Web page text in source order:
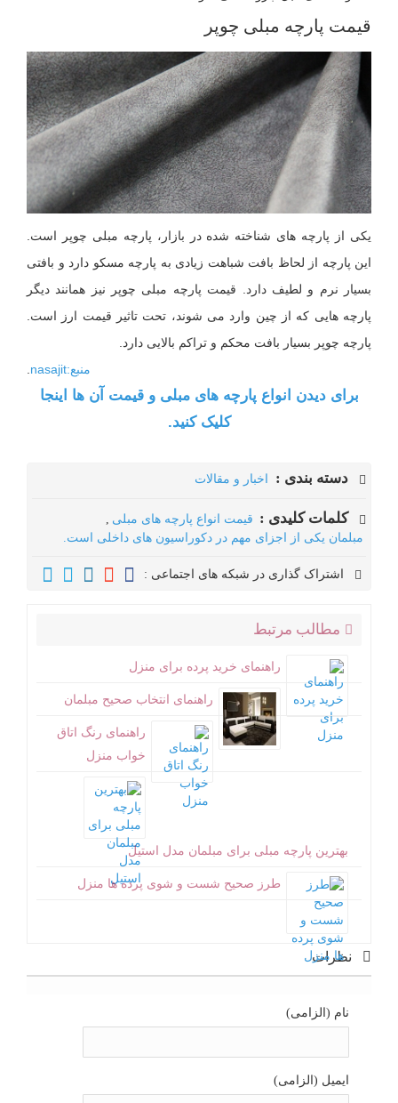
قیمت پارچه مبلی چوپر
یکی از پارچه های شناخته شده در بازار، پارچه مبلی چوپر است.
این پارچه از لحاظ بافت شباهت زیادی به پارچه مسکو دارد و بافتی
بسیار نرم و لطیف دارد. قیمت پارچه مبلی چوپر نیز همانند دیگر
پارچه هایی که از چین وارد می شوند، تحت تاثیر قیمت ارز است.
پارچه چوپر بسیار بافت محکم و تراکم بالایی دارد.
منبع:nasajit
.
برای دیدن انواع پارچه های مبلی و قیمت آن ها اینجا
کلیک کنید.
دسته بندی : اخبار و مقالات
کلمات کلیدی : قیمت انواع پارچه های مبلی ,
مبلمان یکی از اجزای مهم در دکوراسیون های داخلی است.
اشتراک گذاری در شبکه های اجتماعی :
مطالب مرتبط
راهنمای خرید پرده برای منزل
راهنمای انتخاب صحیح مبلمان
راهنمای رنگ اتاق
خواب منزل
بهترین پارچه مبلی برای مبلمان مدل استیل
طرز صحیح شست و شوی پرده ها منزل
نظرات
نام (الزامی)
ایمیل (الزامی)